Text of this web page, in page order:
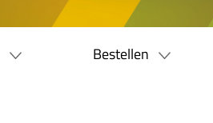
Bestellen